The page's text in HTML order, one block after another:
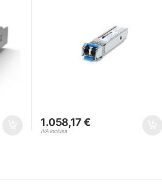
1.058,17€
IVA inclusa